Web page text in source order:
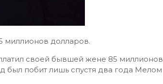
долларов.
своей бывшей жене 85 миллионов
был побит лишь спустя два года Мелом